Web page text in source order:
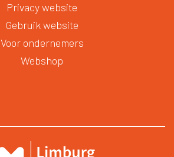
Privacy website
Gebruik website
Voor ondernemers
Webshop